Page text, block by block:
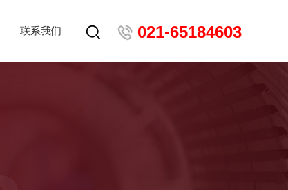
021-65184603
联系我们